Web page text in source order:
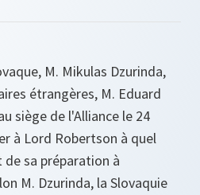
M. Mikulas Dzurinda,
étrangères, M. Eduard
siège de l'Alliance le 24
à Lord Robertson à quel
sa préparation à
M. Dzurinda, la Slovaquie